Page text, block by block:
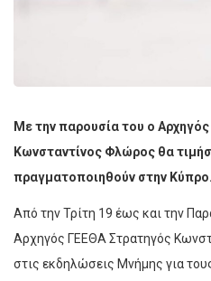
Με την παρουσία του ο
Κωνσταντίνος Φλώρος θα
πραγματοποιηθούν στην
Από την Τρίτη 19 έως και την
Αρχηγός ΓΕΕΘΑ Στρατηγός
στις εκδηλώσεις Μνήμης για